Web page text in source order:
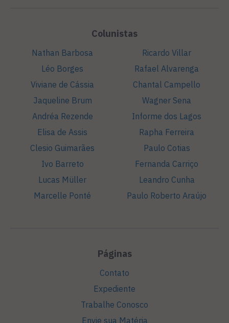
Colunistas
Nathan Barbosa
Léo Borges
Viviane de Cássia
Jaqueline Brum
Andréa Rezende
Elisa de Assis
Clesio Guimarães
Ivo Barreto
Lucas Müller
Marcelle Ponté
Ricardo Villar
Rafael Alvarenga
Chantal Campello
Wagner Sena
Informe dos Lagos
Rapha Ferreira
Paulo Cotias
Fernanda Carriço
Leandro Cunha
Paulo Roberto Araújo
Páginas
Contato
Expediente
Trabalhe Conosco
Envie sua Matéria